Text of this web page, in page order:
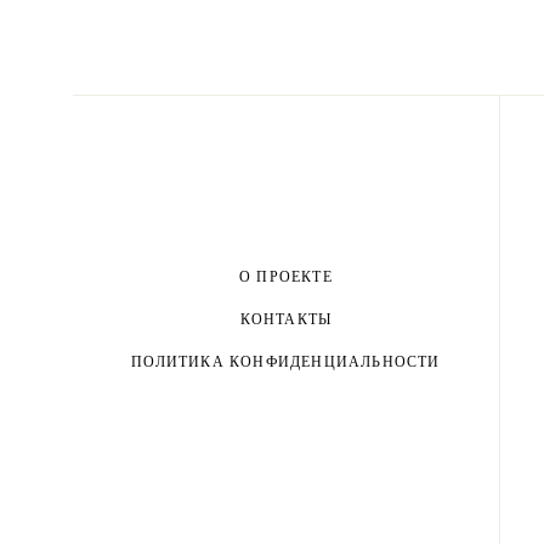
О ПРОЕКТЕ
КОНТАКТЫ
ПОЛИТИКА КОНФИДЕНЦИАЛЬНОСТИ